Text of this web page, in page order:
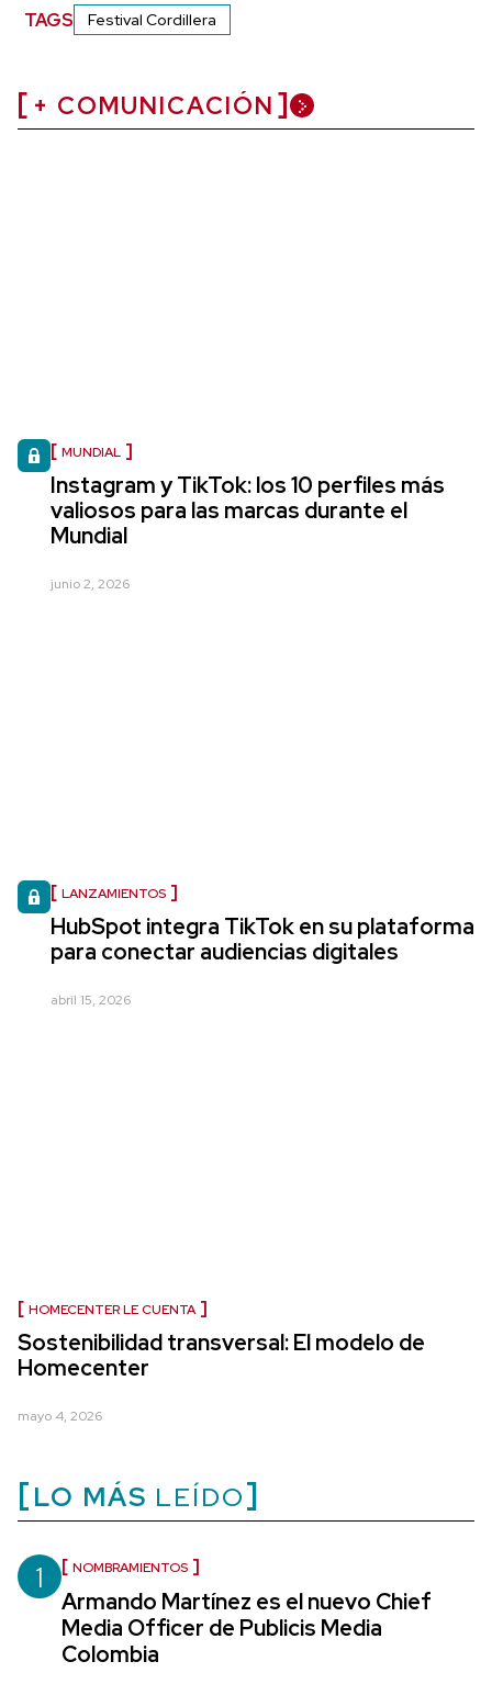
TAGS Festival Cordillera
+ COMUNICACIÓN
MUNDIAL
Instagram y TikTok: los 10 perfiles más
valiosos para las marcas durante el
Mundial
junio 2, 2026
LANZAMIENTOS
HubSpot integra TikTok en su plataforma
para conectar audiencias digitales
abril 15, 2026
HOMECENTER LE CUENTA
Sostenibilidad transversal: El modelo de
Homecenter
mayo 4, 2026
LO MÁS LEÍDO
1 NOMBRAMIENTOS
Armando Martínez es el nuevo Chief
Media Officer de Publicis Media
Colombia